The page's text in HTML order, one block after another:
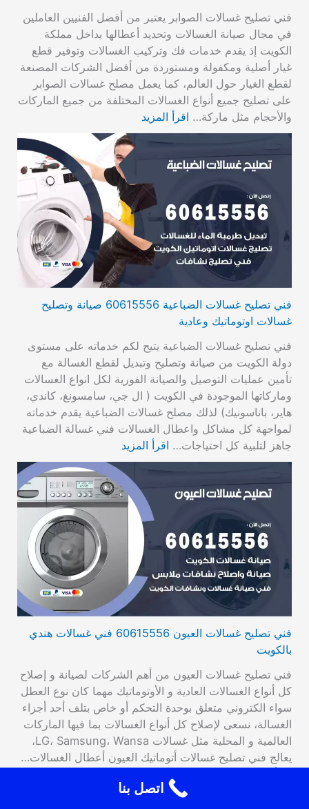
فني تصليح غسالات الصوابر يعتبر من أفضل الفنيين العاملين
في مجال صيانة الغسالات وتحديد أعطالها بداخل مملكة
الكويت إذ يقدم خدمات فك وتركيب الغسالات وتوفير قطع
غيار أصلية ومكفولة ومستوردة من أفضل الشركات المصنعة
لقطع الغيار حول العالم، كما يعمل مصلح غسالات الصوابر
على تصليح جميع أنواع الغسالات المختلفة من جميع الماركات
والأحجام مثل ماركة… اقرأ المزيد
فني تصليح غسالات الضباعية 60615556 صيانة وتصليح
غسالات اوتوماتيك وعادية
فني تصليح غسالات الضباعية يتيح لكم خدماته على مستوى
دولة الكويت من صيانة وتصليح وتبديل لقطع الغسالة مع
تأمين عمليات التوصيل والصيانة الفورية لكل انواع الغسالات
وماركاتها الموجودة في الكويت ( ال جي، سامسونغ، كاندي،
هاير، باناسونيك) لذلك مصلح غسالات الضباعية يقدم خدماته
لمواجهة كل مشاكل واعطال الغسالات فني غسالة الضباعية
جاهز لتلبية كل احتياجات… اقرأ المزيد
فني تصليح غسالات العيون 60615556 فني غسالات هندي
بالكويت
فني تصليح غسالات العيون من أهم الشركات لصيانة و إصلاح
كل أنواع الغسالات العادية و الأوتوماتيك مهما كان نوع العطل
سواء الكتروني متعلق بوحدة التحكم أو خاص بتلف أحد أجزاء
الغسالة، نسعى لإصلاح كل أنواع الغسالات بما فيها الماركات
العالمية و المحلية مثل غسالات LG، Samsung، Wansa،
يعالج فني تصليح غسالات أتوماتيك العيون أعطال الغسالات…
اتصل بنا